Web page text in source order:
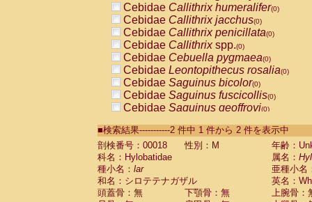
Cebidae Callithrix humeralifer(0)
Cebidae Callithrix jacchus(0)
Cebidae Callithrix penicillata(0)
Cebidae Callithrixspp.(0)
Cebidae Cebuella pygmaea(0)
Cebidae Leontopithecus rosalia(0)
Cebidae Saguinus bicolor(0)
Cebidae Saguinus fuscicollis(0)
Cebidae Saguinus geoffroyi(0)
CebidaeSaguinus labiatus(0)
Cebidae Saguinus leucopus (0)
CebidaeSaguinus midas
Cebidae
CebidaeSaguinus nigricollis (0)
Cebidae Saguinus oedipus
■検索結果-----------2 件中 1 件から 2 件を表示中
剖検番号：00018
性別：M
年齢：
科名：Hylobatidae
属名：
種小名： lar
亜種小名
和名：シロテテナガザル
英名：
頭蓋骨：無
下顎骨：無
上腕骨：